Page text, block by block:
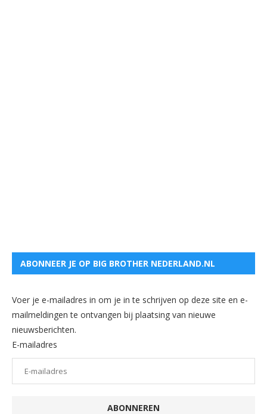
ABONNEER JE OP BIG BROTHER NEDERLAND.NL
Voer je e-mailadres in om je in te schrijven op deze site en e-
mailmeldingen te ontvangen bij plaatsing van nieuwe
nieuwsberichten.
E-mailadres
ABONNEREN